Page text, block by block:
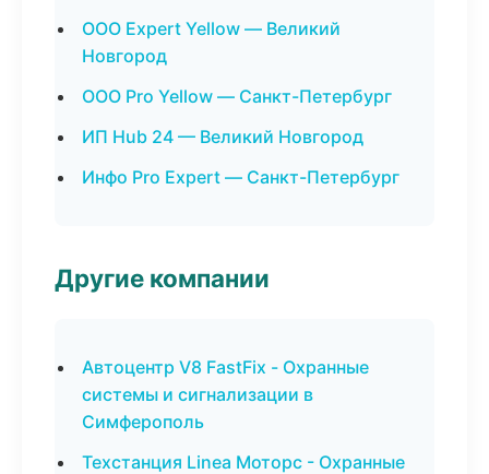
ООО Expert Yellow — Великий
Новгород
ООО Pro Yellow — Санкт-Петербург
ИП Hub 24 — Великий Новгород
Инфо Pro Expert — Санкт-Петербург
Другие компании
Автоцентр V8 FastFix - Охранные
системы и сигнализации в
Симферополь
Техстанция Linea Моторс - Охранные